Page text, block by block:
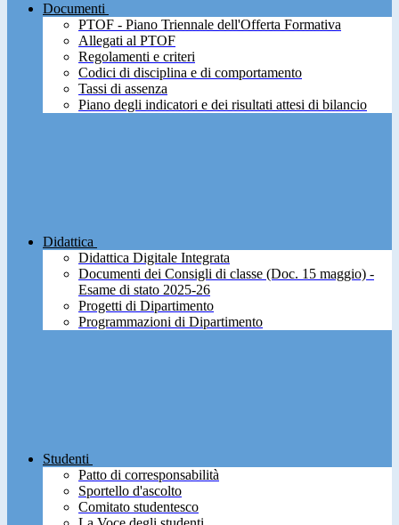
Documenti
PTOF - Piano Triennale dell'Offerta Formativa
Allegati al PTOF
Regolamenti e criteri
Codici di disciplina e di comportamento
Tassi di assenza
Piano degli indicatori e dei risultati attesi di bilancio
Didattica
Didattica Digitale Integrata
Documenti dei Consigli di classe (Doc. 15 maggio) -
Esame di stato 2025-26
Progetti di Dipartimento
Programmazioni di Dipartimento
Studenti
Patto di corresponsabilità
Sportello d'ascolto
Comitato studentesco